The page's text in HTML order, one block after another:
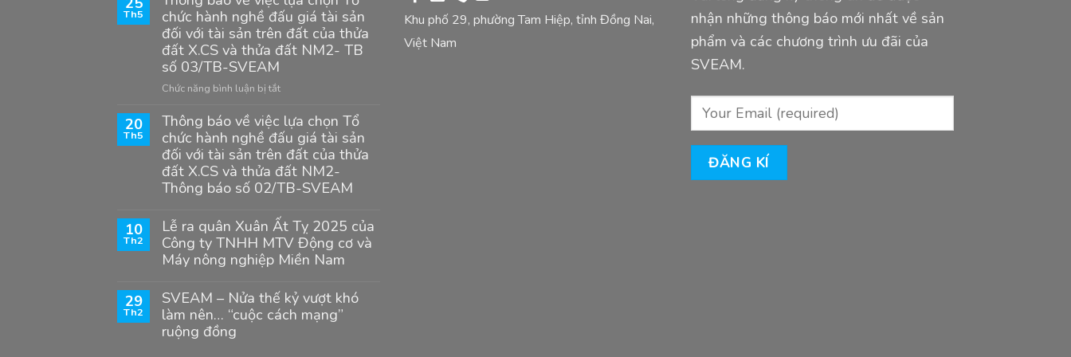
Th5
chức hành nghề đấu giá tài sản
đối với tài sản trên đất của thửa
đất X.CS và thửa đất NM2- TB
số 03/TB-SVEAM
Chức năng bình luận bị tắtở
báo
về
việc
lựa
chọn
chức
hành
nghề
đấu
tài
sản
20
Th5
Thông báo về việc lựa chọn Tổ
chức hành nghề đấu giá tài sản
đối với tài sản trên đất của thửa
đất X.CS và thửa đất NM2-
Thông báo số 02/TB-SVEAM
10
Th2
Lễ ra quân Xuân Ất Tỵ 2025 của
Công ty TNHH MTV Động cơ và
Máy nông nghiệp Miền Nam
29
Th2
SVEAM – Nửa thế kỷ vượt khó
làm nên… “cuộc cách mạng”
ruộng đồng
Khu phố 29, phường Tam Hiệp, tỉnh Đồng Nai,
Việt Nam
nhận những thông báo mới nhất về sản
phẩm và các chương trình ưu đãi của
SVEAM.